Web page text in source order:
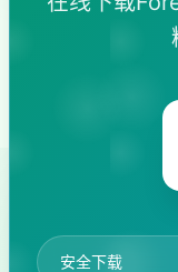
安全下载